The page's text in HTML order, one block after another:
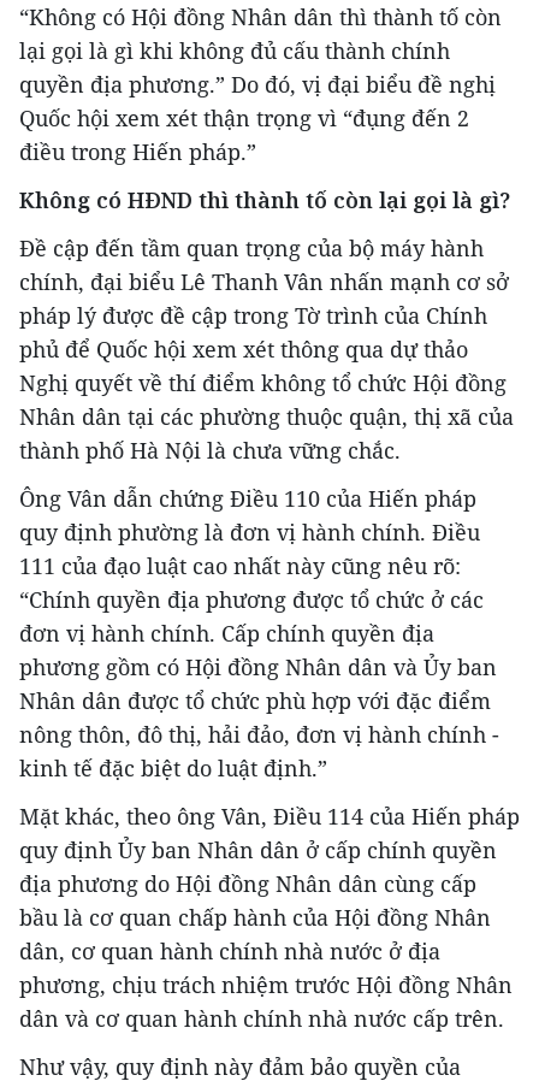
“Không có Hội đồng Nhân dân thì thành tố còn
lại gọi là gì khi không đủ cấu thành chính
quyền địa phương.” Do đó, vị đại biểu đề nghị
Quốc hội xem xét thận trọng vì “đụng đến 2
điều trong Hiến pháp.”
Không có HĐND thì thành tố còn lại gọi là gì?
Đề cập đến tầm quan trọng của bộ máy hành
chính, đại biểu Lê Thanh Vân nhấn mạnh cơ sở
pháp lý được đề cập trong Tờ trình của Chính
phủ để Quốc hội xem xét thông qua dự thảo
Nghị quyết về thí điểm không tổ chức Hội đồng
Nhân dân tại các phường thuộc quận, thị xã của
thành phố Hà Nội là chưa vững chắc.
Ông Vân dẫn chứng Điều 110 của Hiến pháp
quy định phường là đơn vị hành chính. Điều
111 của đạo luật cao nhất này cũng nêu rõ:
“Chính quyền địa phương được tổ chức ở các
đơn vị hành chính. Cấp chính quyền địa
phương gồm có Hội đồng Nhân dân và Ủy ban
Nhân dân được tổ chức phù hợp với đặc điểm
nông thôn, đô thị, hải đảo, đơn vị hành chính -
kinh tế đặc biệt do luật định.”
Mặt khác, theo ông Vân, Điều 114 của Hiến pháp
quy định Ủy ban Nhân dân ở cấp chính quyền
địa phương do Hội đồng Nhân dân cùng cấp
bầu là cơ quan chấp hành của Hội đồng Nhân
dân, cơ quan hành chính nhà nước ở địa
phương, chịu trách nhiệm trước Hội đồng Nhân
dân và cơ quan hành chính nhà nước cấp trên.
Như vậy, quy định này đảm bảo quyền của